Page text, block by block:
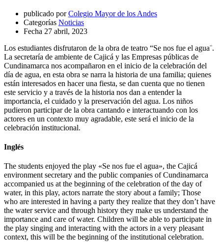
publicado por Colegio Mayor de los Andes
Categorías Noticias
Fecha 27 abril, 2023
Los estudiantes disfrutaron de la obra de teatro “Se nos fue el agua¨.
La secretaría de ambiente de Cajicá y las Empresas públicas de
Cundinamarca nos acompañaron en el inicio de la celebración del
día de agua, en esta obra se narra la historia de una familia; quienes
están interesados en hacer una fiesta, se dan cuenta que no tienen
este servicio y a través de la historia nos dan a entender la
importancia, el cuidado y la preservación del agua. Los niños
pudieron participar de la obra cantando e interactuando con los
actores en un contexto muy agradable, este será el inicio de la
celebración institucional.
Inglés
The students enjoyed the play «Se nos fue el agua», the Cajicá
environment secretary and the public companies of Cundinamarca
accompanied us at the beginning of the celebration of the day of
water, in this play, actors narrate the story about a family; Those
who are interested in having a party they realize that they don’t have
the water service and through history they make us understand the
importance and care of water. Children will be able to participate in
the play singing and interacting with the actors in a very pleasant
context, this will be the beginning of the institutional celebration.